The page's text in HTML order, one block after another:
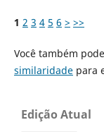
1 2 3 4 5 6 > >>
Você também pode
similaridadepara
Edição Atual